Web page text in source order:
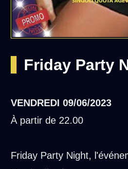
Friday Party
VENDREDI 09/06/2023
À partir de 22.00
Friday Party Night,